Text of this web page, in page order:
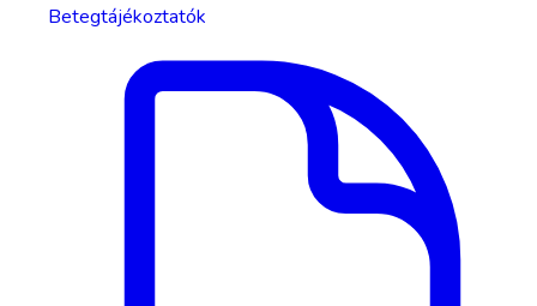
Betegtájékoztatók